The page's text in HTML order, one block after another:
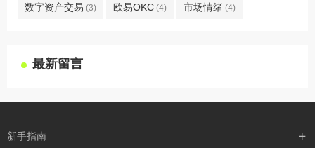
数字资产交易 (3) 欧易OKC (4) 市场情绪 (4)
最新留言
新手指南